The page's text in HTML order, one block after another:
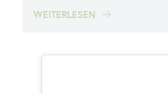
WEITERLESEN